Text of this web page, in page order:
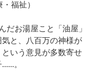
福祉）
だお湯屋こと「油屋」
と、八百万の神様が
いう意見が多数寄せ
。